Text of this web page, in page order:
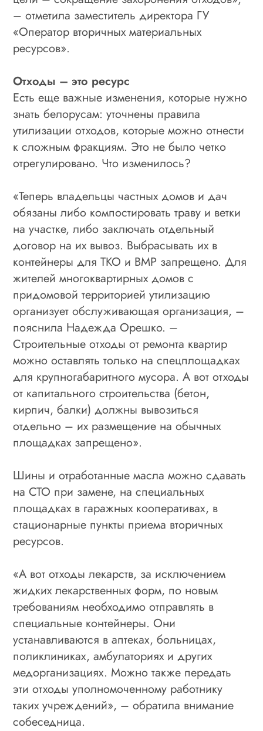
– отметила заместитель директора ГУ
«Оператор вторичных материальных
ресурсов».
Отходы – это ресурс
Есть еще важные изменения, которые нужно
знать белорусам: уточнены правила
утилизации отходов, которые можно отнести
к сложным фракциям. Это не было четко
отрегулировано. Что изменилось?
«Теперь владельцы частных домов и дач
обязаны либо компостировать траву и ветки
на участке, либо заключать отдельный
договор на их вывоз. Выбрасывать их в
контейнеры для ТКО и ВМР запрещено. Для
жителей многоквартирных домов с
придомовой территорией утилизацию
организует обслуживающая организация, –
пояснила Надежда Орешко. –
Строительные отходы от ремонта квартир
можно оставлять только на спецплощадках
для крупногабаритного мусора. А вот отходы
от капитального строительства (бетон,
кирпич, балки) должны вывозиться
отдельно – их размещение на обычных
площадках запрещено».
Шины и отработанные масла можно сдавать
на СТО при замене, на специальных
площадках в гаражных кооперативах, в
стационарные пункты приема вторичных
ресурсов.
«А вот отходы лекарств, за исключением
жидких лекарственных форм, по новым
требованиям необходимо отправлять в
специальные контейнеры. Они
устанавливаются в аптеках, больницах,
поликлиниках, амбулаториях и других
медорганизациях. Можно также передать
эти отходы уполномоченному работнику
таких учреждений», – обратила внимание
собеседница.